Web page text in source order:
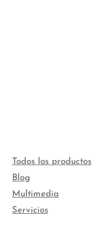
Todos los productos
Blog
Multimedia
Servicios